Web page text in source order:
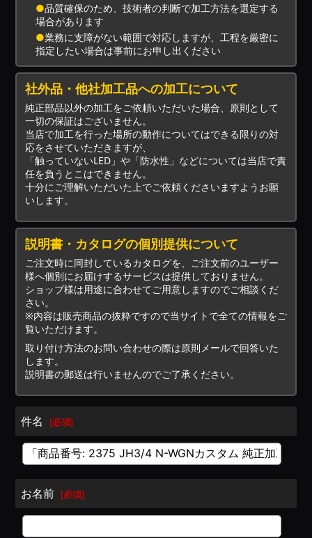
●品質確保のため、技術者の判断で加工方法を選定する
場合があります
●業務に支障がない範囲で対応しますが、工程を厳密に
指定したい場合は事前にお申し出ください
社外品・他社加工品への加工について
純正部品以外の加工をご依頼いただいた場合、原則として
一切の保証はございません。
当店で加工を行った場所の動作についてはできる限りの対
応をさせていただきますが、
「触っていないLED」や「防水性」などについては当店で責
任を負うとこはできません。
十分にご理解いただいた上でご依頼くださいますようお願
いします。
説明書・カタログの個別提供について
ご注文時に同封しているカタログを、ご注文前のユーザー
様へ個別にお届けするサービスは提供しておりません。
ショップ様は用途に合わせてご用意しますのでご相談くだ
さい。
※内容は販売商品の抜粋ですので当サイトで全ての情報をご
覧いただけます。
取り付け方法のお問い合わせの際は原則メールで回答いた
します。
説明書の郵送は行いませんのでご了承ください。
件名 [必須]
お名前 [必須]